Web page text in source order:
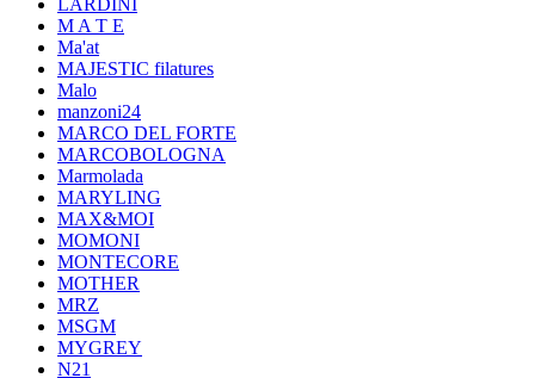
LARDINI
M A T E
Ma'at
MAJESTIC filatures
Malo
manzoni24
MARCO DEL FORTE
MARCOBOLOGNA
Marmolada
MARYLING
MAX&MOI
MOMONI
MONTECORE
MOTHER
MRZ
MSGM
MYGREY
N21